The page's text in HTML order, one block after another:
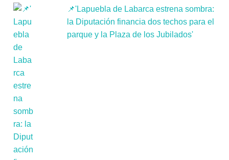
📌'Lapuebla de Labarca estrena sombra:
la Diputación financia dos techos para el
parque y la Plaza de los Jubilados'